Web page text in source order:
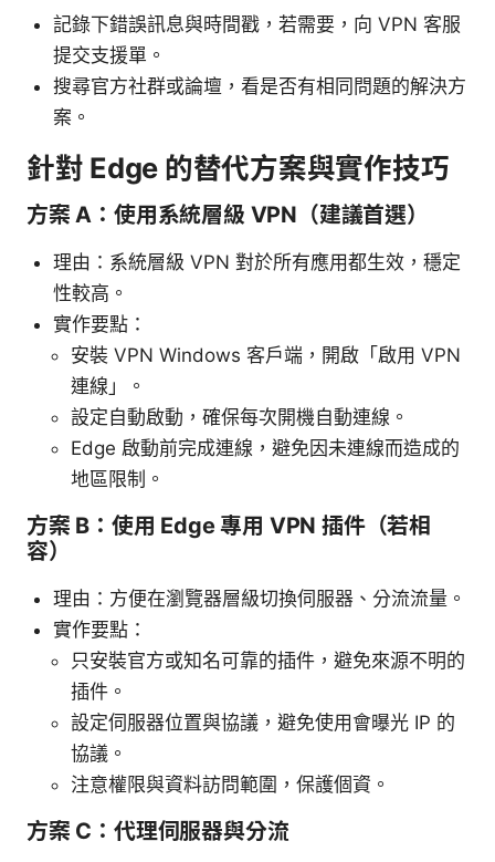
記錄下錯誤訊息與時間戳，若需要，向 VPN 客服
提交支援單。
搜尋官方社群或論壇，看是否有相同問題的解決方
案。
針對 Edge 的替代方案與實作技巧
方案 A：使用系統層級 VPN（建議首選）
理由：系統層級 VPN 對於所有應用都生效，穩定
性較高。
實作要點：
安裝 VPN Windows 客戶端，開啟「啟用 VPN
連線」。
設定自動啟動，確保每次開機自動連線。
Edge 啟動前完成連線，避免因未連線而造成的
地區限制。
方案 B：使用 Edge 專用 VPN 插件（若相
容）
理由：方便在瀏覽器層級切換伺服器、分流流量。
實作要點：
只安裝官方或知名可靠的插件，避免來源不明的
插件。
設定伺服器位置與協議，避免使用會曝光 IP 的
協議。
注意權限與資料訪問範圍，保護個資。
方案 C：代理伺服器與分流